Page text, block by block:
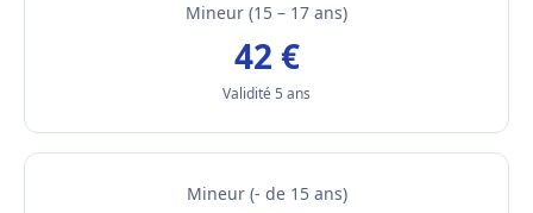
Mineur (15 – 17 ans)
42 €
Validité 5 ans
Mineur (- de 15 ans)